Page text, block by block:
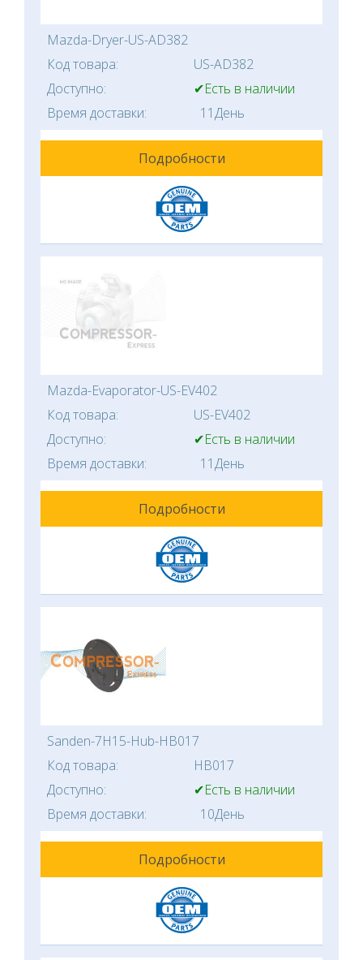
Mazda-Dryer-US-AD382
Код товара:
US-AD382
Доступно:
✔Есть в наличии
Время доставки:
11День
Подробности
Mazda-Evaporator-US-EV402
Код товара:
US-EV402
Доступно:
✔Есть в наличии
Время доставки:
11День
Подробности
Sanden-7H15-Hub-HB017
Код товара:
HB017
Доступно:
✔Есть в наличии
Время доставки:
10День
Подробности